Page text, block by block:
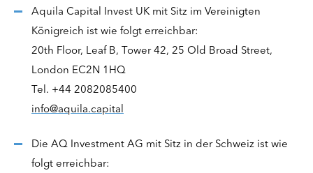
Aquila Capital Invest UK mit Sitz im Vereinigten
Königreich ist wie folgt erreichbar:
20th Floor, Leaf B, Tower 42, 25 Old Broad Street,
London EC2N 1HQ
Tel. +44 2082085400
info@aquila.capital
Die AQ Investment AG mit Sitz in der Schweiz ist wie
folgt erreichbar: